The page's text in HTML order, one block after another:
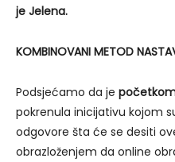
je Jelena.
KOMBINOVANI METOD
Podsjećamo da je
pokrenula inicijativu kojom
odgovore šta će se desiti
obrazloženjem da online